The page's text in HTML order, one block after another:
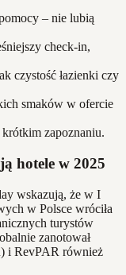
– nie lubią
check-in,
czystość łazienki czy
smaków w ofercie
zapoznaniu.
hotele w 2025
wskazują, że w I
w Polsce wróciła
turystów
zanotował
i RevPAR również